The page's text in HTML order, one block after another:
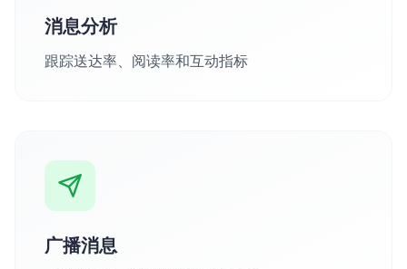
消息分析
跟踪送达率、阅读率和互动指标
广播消息